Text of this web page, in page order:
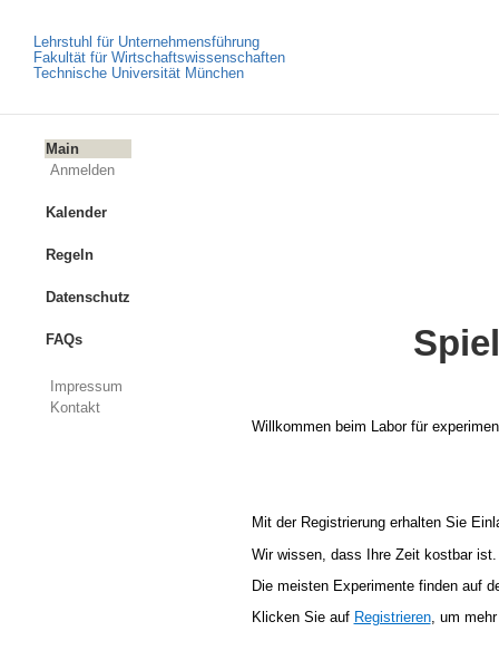
Lehrstuhl für Unternehmensführung
Fakultät für Wirtschaftswissenschaften
Technische Universität München
Main
Anmelden
Kalender
Regeln
Datenschutz
FAQs
Impressum
Kontakt
Willkommen beim Labor für
Mit der Registrierung erhalten Sie
Wir wissen, dass Ihre Zeit kostbar
Die meisten Experimente finden auf
Klicken Sie auf Registrieren, um